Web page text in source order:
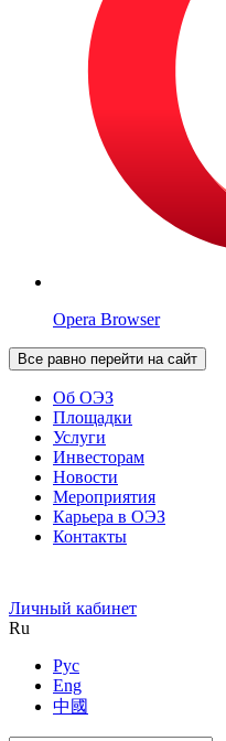
Opera Browser
Все равно перейти на сайт
Об ОЭЗ
Площадки
Услуги
Инвесторам
Новости
Мероприятия
Карьера в ОЭЗ
Контакты
Личный кабинет
Ru
Рус
Eng
中國